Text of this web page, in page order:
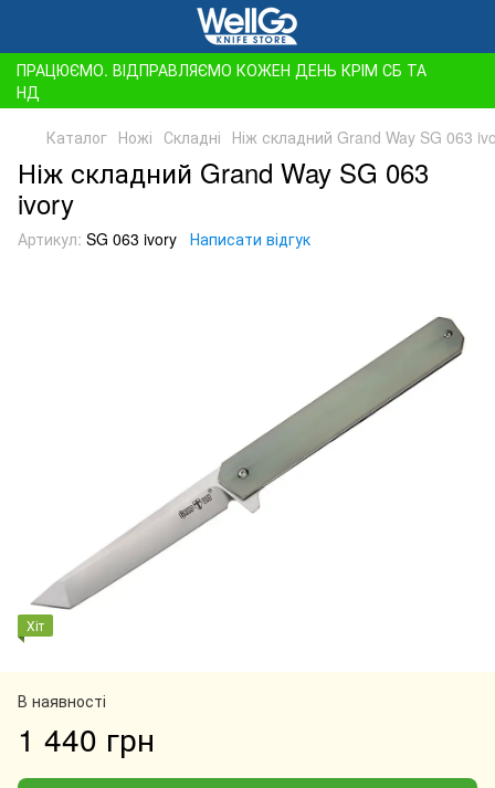
ПРАЦЮЄМО. ВІДПРАВЛЯЄМО КОЖЕН ДЕНЬ КРІМ СБ ТА
НД
Каталог Ножі Складні Ніж складний Grand Way SG 063
Ніж складний Grand Way SG 063
ivory
Артикул: SG 063 ivory Написати відгук
Хіт
В наявності
1 440 грн